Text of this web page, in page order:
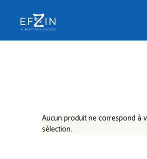
Aucun produit ne correspond à
sélection.